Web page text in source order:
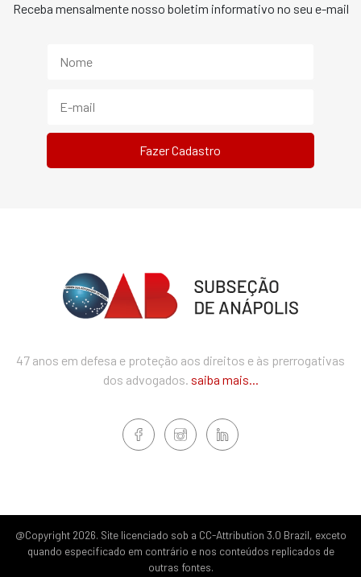
Receba mensalmente nosso boletim informativo no seu e-mail
47 anos em defesa e proteção aos direitos e às prerrogativas
dos advogados. saiba mais...
@Copyright 2026. Site licenciado sob a CC-Attribution 3.0 Brazil, exceto
quando especificado em contrário e nos conteúdos replicados de
outras fontes.